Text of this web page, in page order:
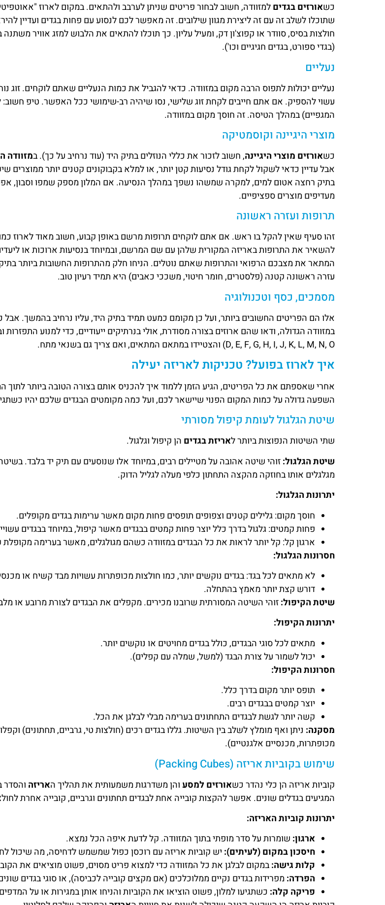
כשאורזים בגדיםלמזוודה, חשוב לבחור פריטים שניתן לערבב ולהתאים. במקום לארוז
חולצות בסיס, סוודר או קפוצ'ון דק, ומעיל עליון. כך תוכלו להתאים את הלבוש למזג אוויר
(בגדי ספורט, בגדים חגיגיים וכו').
נעליים
נעליים יכולות לתפוס הרבה מקום במזוודה. כדאי להגביל את כמות הנעליים שאתם לוקחים. זוג
עשוי להספיק. אם אתם חייבים לקחת זוג שלישי, נסו שיהיה רב-שימושי ככל האפשר. טיפ חשוב:
המגפיים) במהלך הטיסה. זה חוסך מקום במזוודה.
מוצרי היגיינה וקוסמטיקה
כשאורזים מוצרי היגיינה, חשוב לזכור את כללי הנוזלים בתיק היד (עוד נרחיב על כך). במזוודה
אבל עדיין כדאי לשקול לקחת גודל נסיעות קטן יותר, או למלא בקבוקונים קטנים יותר
בתיק רחצה אטום למים, למקרה שמשהו נשפך במהלך הנסיעה. אם המלון מספק שמפו וסבון,
מעדיפים מוצרים ספציפיים.
תרופות ועזרה ראשונה
זהו סעיף שאין להקל בו ראש. אם אתם לוקחים תרופות מרשם באופן קבוע, חשוב מאוד לארוז
להשאיר את התרופות באריזה המקורית שלהן עם שם המרשם, ובמיוחד בנסיעות ארוכות או
המתאר את מצבכם הרפואי והתרופות שאתם נוטלים. הניחו חלק מהתרופות החשובות ביותר
עזרה ראשונה קטנה (פלסטרים, חומר חיטוי, משככי כאבים) היא תמיד רעיון טוב.
מסמכים, כסף וטכנולוגיה
אלו הם הפריטים החשובים ביותר, ועל כן מקומם כמעט תמיד בתיק היד, עליו נרחיב בהמשך.
D, E, F, G, H, I, J, K, L, M, N, O) והצטיידו במתאם המתאים, ואם צריך גם בשנאי מתח.
איך לארוז בפועל? טכניקות לאריזה יעילה
אחרי שאספתם את כל הפריטים, הגיע הזמן ללמוד איך להכניס אותם בצורה הטובה ביותר לתוך
השפעה גדולה על כמות המקום הפנוי שיישאר לכם, ועל כמה מקומטים הבגדים שלכם יהיו
שיטת הגלגול לעומת קיפול מסורתי
שתי השיטות הנפוצות ביותר לאריזת בגדים הן קיפול וגלגול.
שיטת הגלגול:זוהי שיטה אהובה על מטיילים רבים, במיוחד אלו שנוסעים עם תיק יד בלבד.
מגלגלים אותו בחוזקה מהקצה התחתון כלפי מעלה לגליל הדוק.
יתרונות הגלגול:
חוסך מקום: גלילים קטנים וצפופים תופסים פחות מקום מאשר ערימות בגדים מקופלים.
פחות קמטים: גלגול בדרך כלל יוצר פחות קמטים בבגדים מאשר קיפול, במיוחד בבגדים
ארגון קל: קל יותר לראות את כל הבגדים במזוודה כשהם מגולגלים, מאשר בערימה מקופלת
חסרונות הגלגול:
לא מתאים לכל בגד: בגדים נוקשים יותר, כמו חולצות מכופתרות עשויות מבד קשיח או
דורש קצת יותר מאמץ בהתחלה.
שיטת הקיפול:זוהי השיטה המסורתית שרובנו מכירים. מקפלים את הבגדים לצורת מרובע או
יתרונות הקיפול:
מתאים לכל סוגי הבגדים, כולל בגדים מחויטים או נוקשים יותר.
יכול לשמור על צורת הבגד (למשל, שמלה עם קפלים).
חסרונות הקיפול:
תופס יותר מקום בדרך כלל.
יוצר קמטים בבגדים רבים.
קשה יותר לגשת לבגדים התחתונים בערימה מבלי לבלגן את הכל.
מסקנה: ניתן ואף מומלץ לשלב בין השיטות. גללו בגדים רכים (חולצות טי, גרביים, תחתונים)
מכופתרות, מכנסיים אלגנטיים).
שימוש בקוביות אריזה (Packing Cubes)
קוביות אריזה הן כלי נהדר כשאורזים למסעוהן משדרגות משמעותית את תהליך האריזה והסדר
המגיעים בגדלים שונים. אפשר להקצות קובייה אחת לבגדים תחתונים וגרביים, קובייה אחרת
יתרונות קוביות האריזה:
ארגון: שומרות על סדר מופתי בתוך המזוודה. קל לדעת איפה הכל נמצא.
חיסכון במקום (לעיתים): יש קוביות אריזה עם רוכסן כפול שמשמש לדחיסה, מה שיכול
קלות גישה:במקום לבלגן את כל המזוודה כדי למצוא פריט מסוים, פשוט מוציאים את
הפרדה: מפרידות בגדים נקיים ממלוכלכים (אם מקצים קובייה לכביסה), או סוגי בגדים
פריקה קלה: כשתגיעו למלון, פשוט הוציאו את הקוביות והניחו אותן במגירות או על